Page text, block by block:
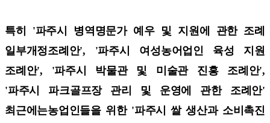
특히 '파주시 병역명문가 예우 및 지원에 관한 조례
일부개정조례안', '파주시 여성농어업인 육성 지원
조례안', '파주시 박물관 및 미술관 진흥 조례안',
'파주시 파크골프장 관리 및 운영에 관한 조례안'
최근에는농업인들을 위한 '파주시 쌀 생산과 소비촉진